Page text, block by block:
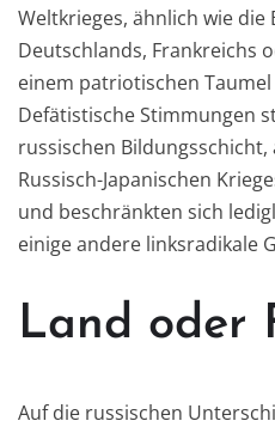
Weltkrieges, ähnlich wie die
Deutschlands, Frankreichs
einem patriotischen
Defätistische Stimmungen
russischen
Russisch-Japanischen
und beschränkten sich
einige andere linksradikale
Land oder
Auf die russischen